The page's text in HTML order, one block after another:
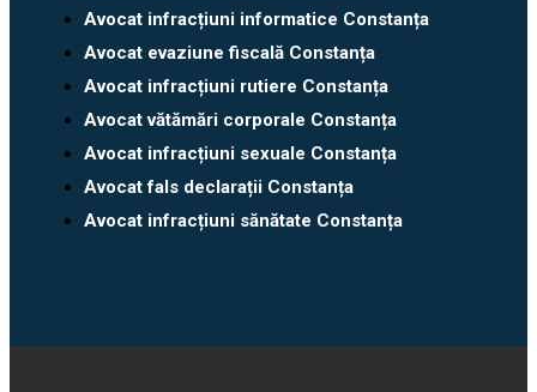
Avocat infracțiuni informatice Constanța
Avocat evaziune fiscală Constanța
Avocat infracțiuni rutiere Constanța
Avocat vătămări corporale Constanța
Avocat infracțiuni sexuale Constanța
Avocat fals declarații Constanța
Avocat infracțiuni sănătate Constanța